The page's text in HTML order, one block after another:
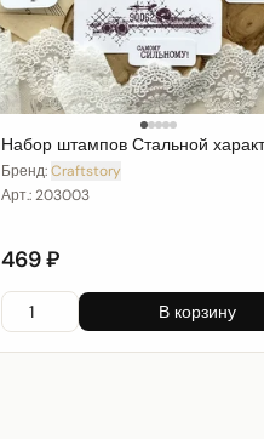
Набор штампов Стальной
Бренд:Craftstory
Арт.:203003
469 ₽
В корзину